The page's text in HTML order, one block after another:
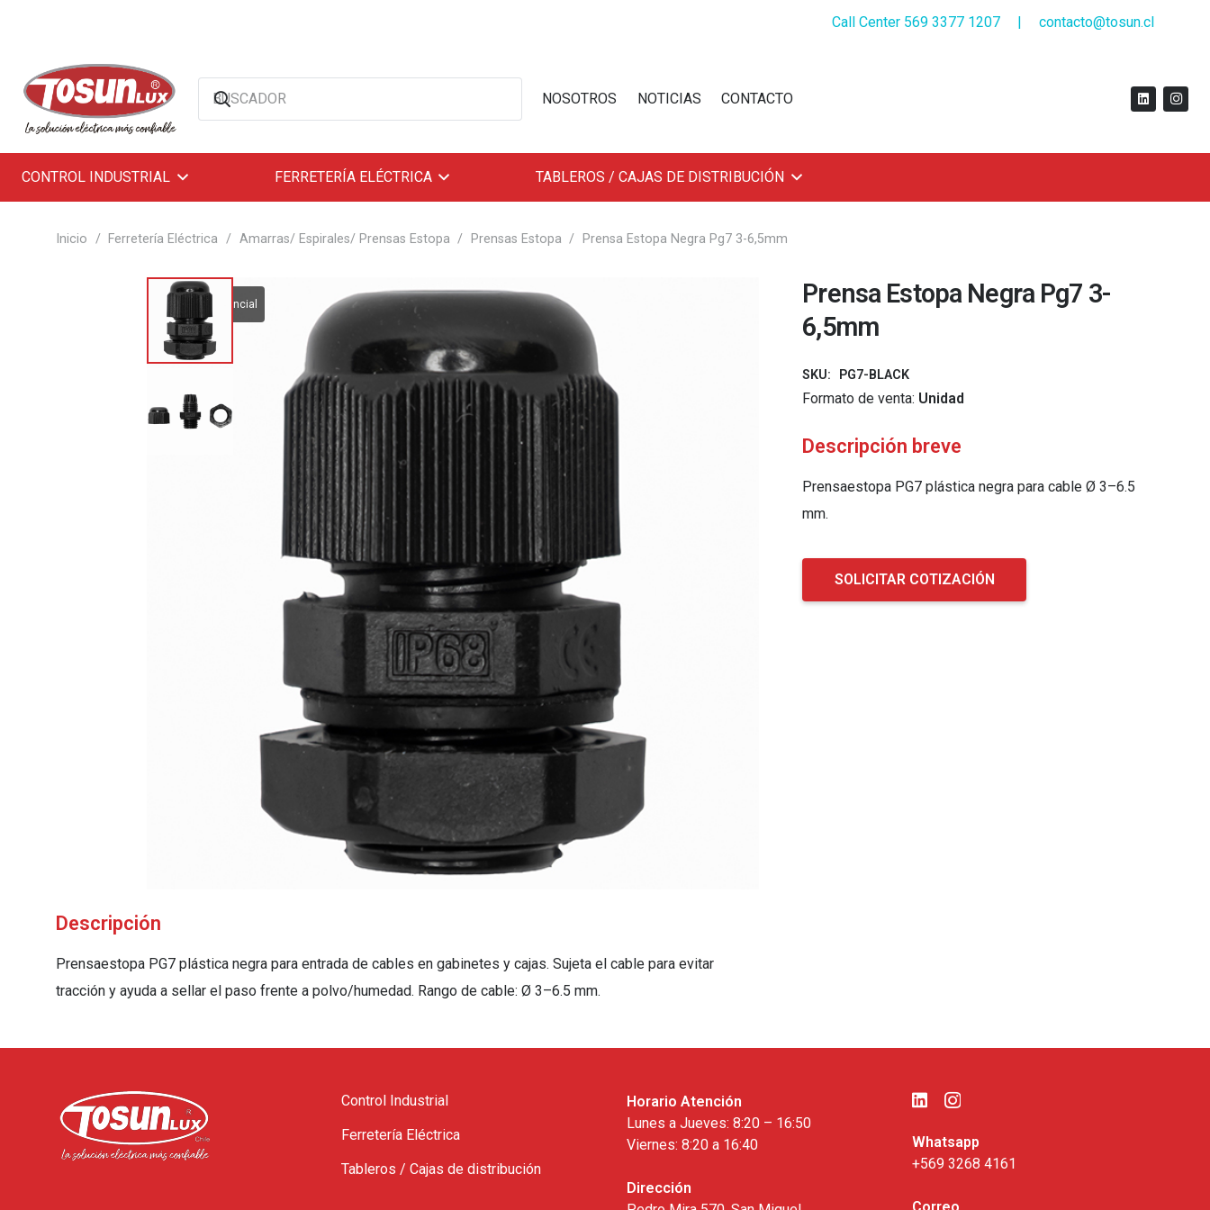
Call Center 569 3377 1207 | contacto@tosun.cl
NOSOTROS NOTICIAS CONTACTO
CONTROL INDUSTRIAL FERRETERÍA ELÉCTRICA TABLEROS / CAJAS DE DISTRIBUCIÓN
Inicio / Ferretería Eléctrica / Amarras/ Espirales/ Prensas Estopa / Prensas Estopa / Prensa Estopa Negra Pg7 3-6,5mm
Descripción
Prensaestopa PG7 plástica negra para entrada de cables en gabinetes y cajas. Sujeta el cable para evitar
tracción y ayuda a sellar el paso frente a polvo/humedad. Rango de cable: Ø 3–6.5 mm.
Prensa Estopa Negra Pg7 3-
6,5mm
SKU: PG7-BLACK
Formato de venta: Unidad
Descripción breve
Prensaestopa PG7 plástica negra para cable Ø 3–6.5
mm.
SOLICITAR COTIZACIÓN
Control Industrial
Ferretería Eléctrica
Tableros / Cajas de distribución
Horario Atención
Lunes a Jueves: 8:20 – 16:50
Viernes: 8:20 a 16:40
Dirección
Whatsapp
+569 3268 4161